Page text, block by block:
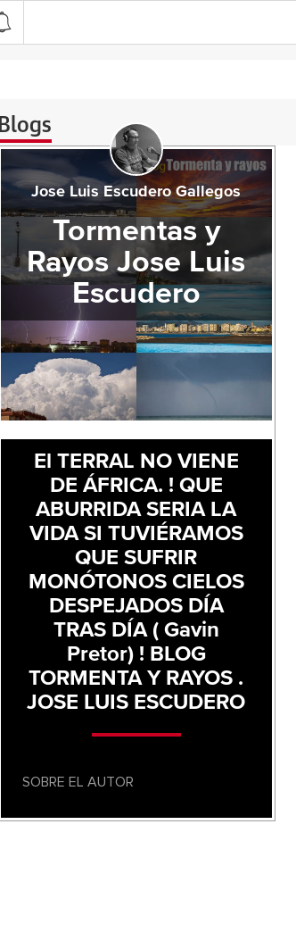
Blogs
Jose Luis Escudero Gallegos
Tormentas y
Rayos Jose Luis
Escudero
El TERRAL NO VIENE
DE ÁFRICA. ! QUE
ABURRIDA SERIA LA
VIDA SI TUVIÉRAMOS
QUE SUFRIR
MONÓTONOS CIELOS
DESPEJADOS DÍA
TRAS DÍA ( Gavin
Pretor) ! BLOG
TORMENTA Y RAYOS .
JOSE LUIS ESCUDERO
SOBRE EL AUTOR